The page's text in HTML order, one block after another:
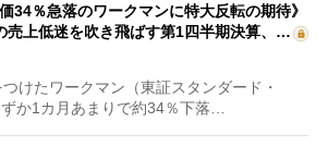
価34％急落のワークマンに特大反転の期待》
売上低迷を吹き飛ばす第1四半期決算、…
けたワークマン（東証スタンダード・
か1カ月あまりで約34％下落…